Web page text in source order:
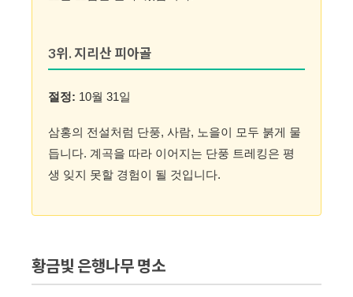
3위. 지리산 피아골
절정: 10월 31일
삼홍의 전설처럼 단풍, 사람, 노을이 모두 붉게 물
듭니다. 계곡을 따라 이어지는 단풍 트레킹은 평
생 잊지 못할 경험이 될 것입니다.
황금빛 은행나무 명소